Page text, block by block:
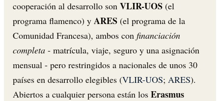
cooperación al desarrollo son VLIR-UOS (el
programa flamenco) y ARES (el programa de la
Comunidad Francesa), ambos con financiación
completa - matrícula, viaje, seguro y una asignación
mensual - pero restringidos a nacionales de unos 30
países en desarrollo elegibles (VLIR-UOS; ARES).
Abiertos a cualquier persona están los Erasmus